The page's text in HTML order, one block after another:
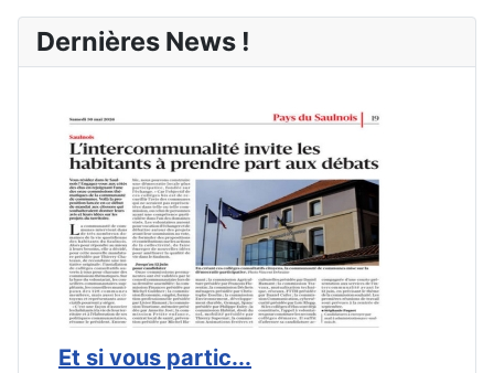
Dernières News !
Et si vous partic...